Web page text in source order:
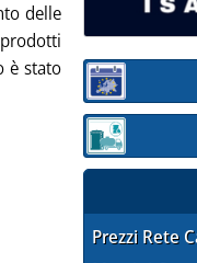
delle
è stato
e prodotti in
Sezione:
Sezione:
Prezzi Rete